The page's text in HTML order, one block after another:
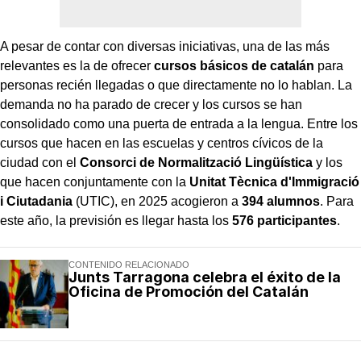
A pesar de contar con diversas iniciativas, una de las más
relevantes es la de ofrecer cursos básicos de catalán para
personas recién llegadas o que directamente no lo hablan. La
demanda no ha parado de crecer y los cursos se han
consolidado como una puerta de entrada a la lengua. Entre los
cursos que hacen en las escuelas y centros cívicos de la
ciudad con el Consorci de Normalització Lingüística y los
que hacen conjuntamente con la Unitat Tècnica d'Immigració
i Ciutadania (UTIC), en 2025 acogieron a 394 alumnos. Para
este año, la previsión es llegar hasta los 576 participantes.
CONTENIDO RELACIONADO
Junts Tarragona celebra el éxito de la
Oficina de Promoción del Catalán